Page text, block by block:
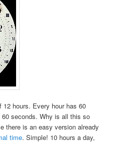
hours. Every hour has 60
seconds. Why is all this so
there is an easy version already
time. Simple! 10 hours a day,